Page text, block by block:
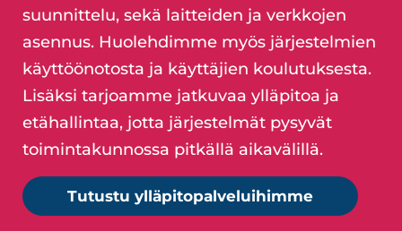
suunnittelu, sekä laitteiden ja verkkojen
asennus. Huolehdimme myös järjestelmien
käyttöönotosta ja käyttäjien koulutuksesta.
Lisäksi tarjoamme jatkuvaa ylläpitoa ja
etähallintaa, jotta järjestelmät pysyvät
toimintakunnossa pitkällä aikavälillä.
Tutustu ylläpitopalveluihimme